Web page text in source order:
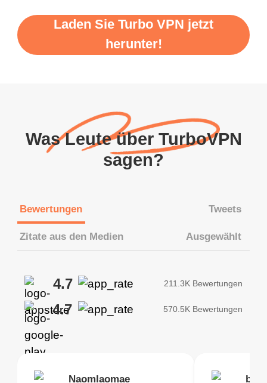
Laden Sie Turbo VPN jetzt
herunter!
Was Leute über TurboVPN
sagen?
Bewertungen Tweets
Zitate aus den Medien Ausgewählt
4.7 211.3K Bewertungen
4.7 570.5K Bewertungen
Naomlaomae
Kirtisha Samant
Brias Foutrrrrrr